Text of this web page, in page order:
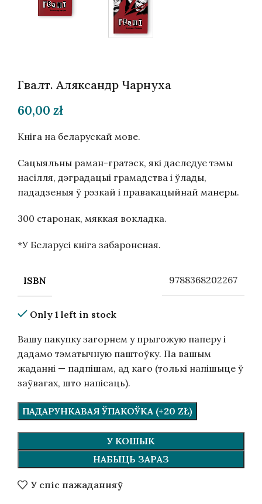
Гвалт. Аляксандр Чарнуха
60,00 zł
Кніга на беларускай мове.
Сацыяльны раман-гратэск, які даследуе тэмы
насілля, дэградацыі грамадства і ўлады,
пададзеныя ў рэзкай і правакацыйнай манеры.
300 старонак, мяккая вокладка.
*У Беларусі кніга забароненая.
ISBN 9788368202267
Only 1 left in stock
Вашу пакупку загорнем у прыгожую паперу і
дадамо тэматычную паштоўку. Па вашым
жаданні — падпішам, ад каго (толькі напішыце ў
заўвагах, што напісаць).
ПАДАРУНКАВАЯ ЎПАКОЎКА (+20 ZŁ)
У КОШЫК
НАБЫЦЬ ЗАРАЗ
У спіс пажаданняў